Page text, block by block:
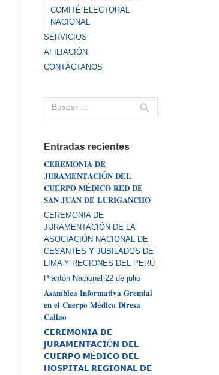
COMITÉ ELECTORAL
NACIONAL
SERVICIOS
AFILIACIÓN
CONTÁCTANOS
Entradas recientes
𝐂𝐄𝐑𝐄𝐌𝐎𝐍𝐈𝐀 𝐃𝐄
𝐉𝐔𝐑𝐀𝐌𝐄𝐍𝐓𝐀𝐂𝐈Ó𝐍 𝐃𝐄𝐋
𝐂𝐔𝐄𝐑𝐏𝐎 𝐌É𝐃𝐈𝐂𝐎 𝐑𝐄𝐃 𝐃𝐄
𝐒𝐀𝐍 𝐉𝐔𝐀𝐍 𝐃𝐄 𝐋𝐔𝐑𝐈𝐆𝐀𝐍𝐂𝐇𝐎
CEREMONIA DE
JURAMENTACIÓN DE LA
ASOCIACIÓN NACIONAL DE
CESANTES Y JUBILADOS DE
LIMA Y REGIONES DEL PERÚ
Plantón Nacional 22 de julio
𝐀𝐬𝐚𝐦𝐛𝐥𝐞𝐚 𝐈𝐧𝐟𝐨𝐫𝐦𝐚𝐭𝐢𝐯𝐚 𝐆𝐫𝐞𝐦𝐢𝐚𝐥
𝐞𝐧 𝐞𝐥 𝐂𝐮𝐞𝐫𝐩𝐨 𝐌é𝐝𝐢𝐜𝐨 𝐃𝐢𝐫𝐞𝐬𝐚
𝐂𝐚𝐥𝐥𝐚𝐨
𝗖𝗘𝗥𝗘𝗠𝗢𝗡𝗜𝗔 𝗗𝗘
𝗝𝗨𝗥𝗔𝗠𝗘𝗡𝗧𝗔𝗖𝗜Ó𝗡 𝗗𝗘𝗟
𝗖𝗨𝗘𝗥𝗣𝗢 𝗠É𝗗𝗜𝗖𝗢 𝗗𝗘𝗟
𝗛𝗢𝗦𝗣𝗜𝗧𝗔𝗟 𝗥𝗘𝗚𝗜𝗢𝗡𝗔𝗟 𝗗𝗘